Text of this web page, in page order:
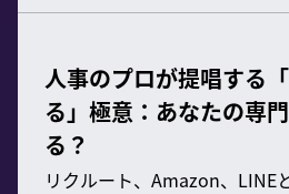
人事のプロが提唱する
る」極意：あなたの専
る？
リクルート、Amazon、LINE